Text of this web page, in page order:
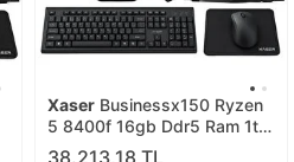
Xaser Businessx150 Ryzen
5 8400f 16gb Ddr5 Ram 1tb
Ssd Gt610 Ekran Kartı 23,8"